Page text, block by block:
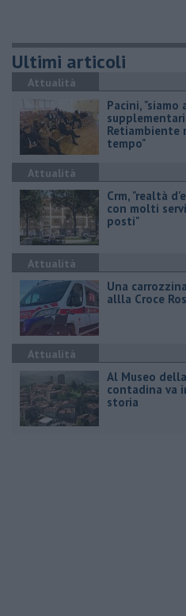
Ultimi articoli
Attualità
Pacini, "siamo
Retiambiente
tempo"
Attualità
Crm, "realtà
con molti
posti"
Attualità
Una
allla Croce
Attualità
Al Museo
contadina va
storia